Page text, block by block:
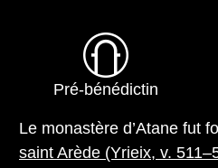
Pré-bénédictin
Le monastère d’Atane fut
saint Arède (Yrieix, v.